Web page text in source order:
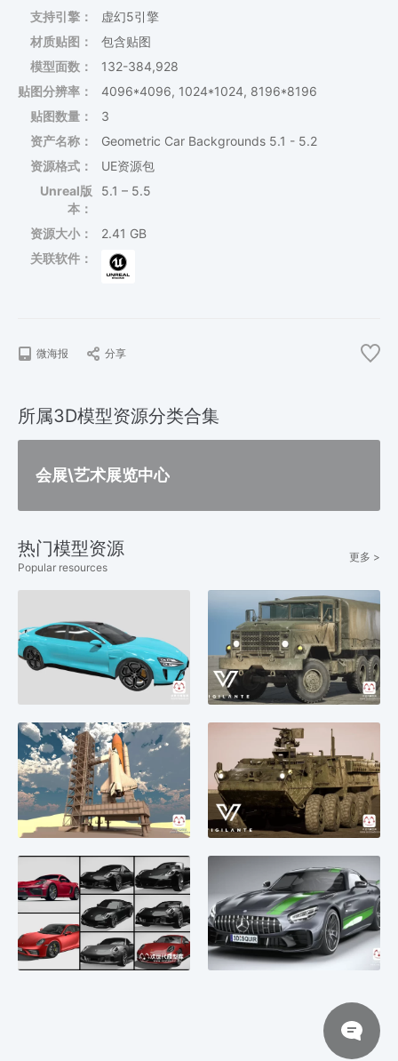
支持引擎：
虚幻5引擎
材质贴图：
包含贴图
模型面数：
132-384,928
贴图分辨率：
4096*4096, 1024*1024, 8196*8196
贴图数量：
3
资产名称：
Geometric Car Backgrounds 5.1 - 5.2
资源格式：
UE资源包
Unreal版
本：
5.1 – 5.5
资源大小：
2.41 GB
关联软件：
微海报 分享
所属3D模型资源分类合集
会展\艺术展览中心
热门模型资源
Popular resources
更多 >